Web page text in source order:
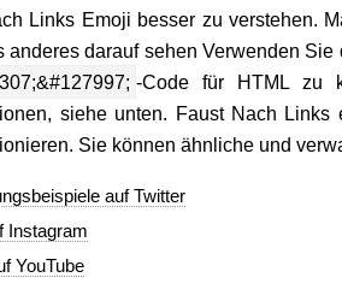
Links Emoji besser zu verstehen.
anderes darauf sehen Verwenden Sie
-Code für HTML zu
siehe unten. Faust Nach
Sie können ähnliche und
auf Twitter
Instagram
YouTube